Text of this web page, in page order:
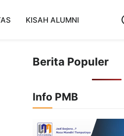
KISAH ALUMNI
Berita Populer
Info PMB